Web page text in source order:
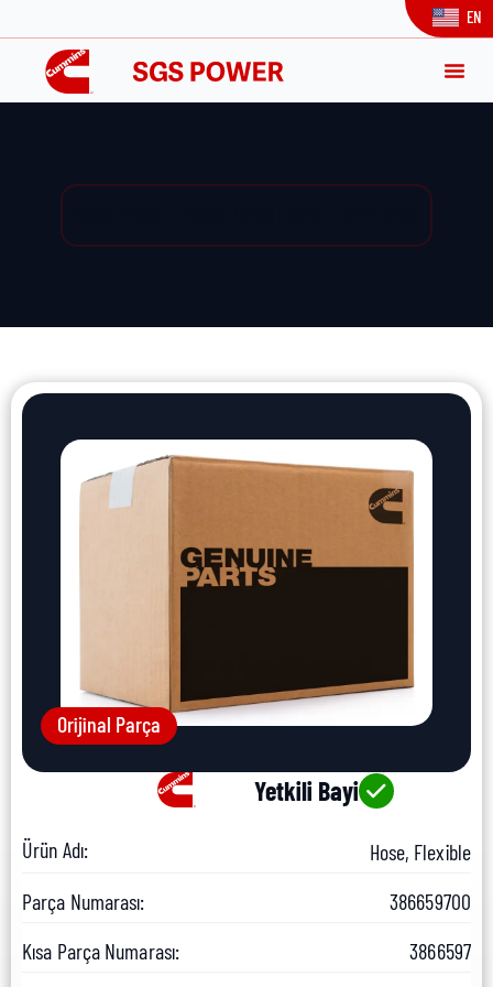
EN
Orijinal Parça
Yetkili Bayi
Ürün Adı:
Hose, Flexible
Parça Numarası:
386659700
Kısa Parça Numarası:
3866597